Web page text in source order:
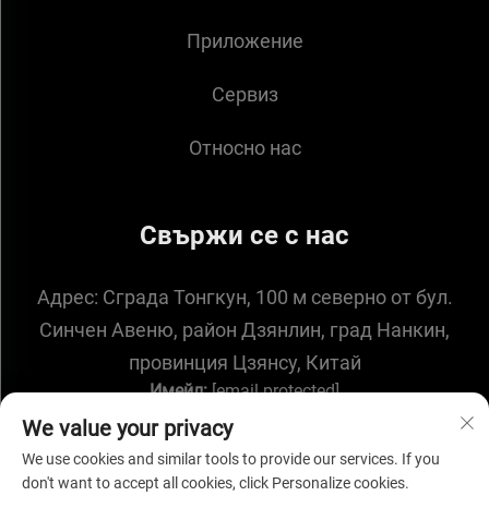
Приложение
Сервиз
Относно нас
Свържи се с нас
Адрес: Сграда Тонгкун, 100 м северно от бул.
Синчен Авеню, район Дзянлин, град Нанкин,
провинция Цзянсу, Китай
Имейл: [email protected]
We value your privacy
We use cookies and similar tools to provide our services. If you
don't want to accept all cookies, click Personalize cookies.